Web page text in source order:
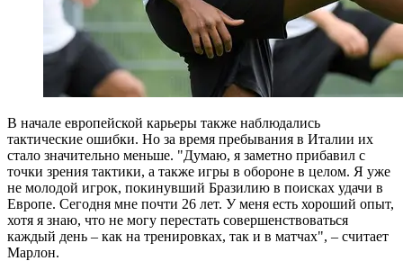
В начале европейской карьеры также наблюдались
тактические ошибки. Но за время пребывания в Италии их
стало значительно меньше. "Думаю, я заметно прибавил с
точки зрения тактики, а также игры в обороне в целом. Я уже
не молодой игрок, покинувший Бразилию в поисках удачи в
Европе. Сегодня мне почти 26 лет. У меня есть хороший опыт,
хотя я знаю, что не могу перестать совершенствоваться
каждый день – как на тренировках, так и в матчах", – считает
Марлон.